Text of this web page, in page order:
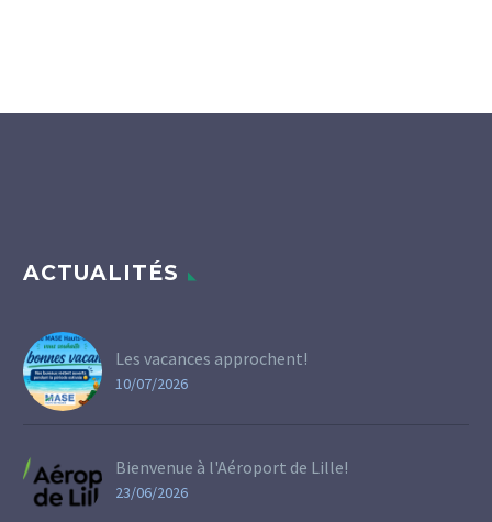
ACTUALITÉS
Les vacances approchent!
10/07/2026
Bienvenue à l'Aéroport de Lille!
23/06/2026